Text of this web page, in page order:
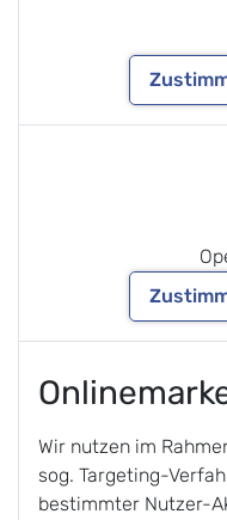
Wir nutzen im
sog. Targeting-
bestimmter Nutzer-